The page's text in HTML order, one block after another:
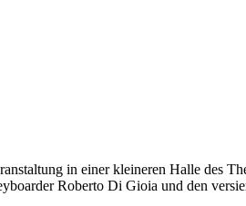
in einer kleineren Halle des
Roberto Di Gioia und den